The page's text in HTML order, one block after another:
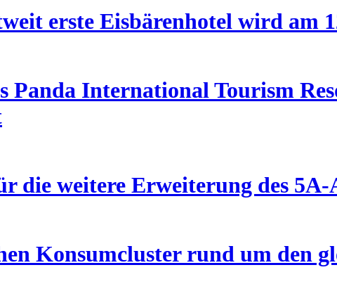
erste Eisbärenhotel wird am
Panda International Tourism
die weitere Erweiterung des
Konsumcluster rund um den